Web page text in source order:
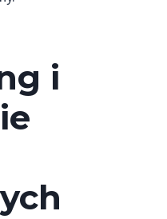
i